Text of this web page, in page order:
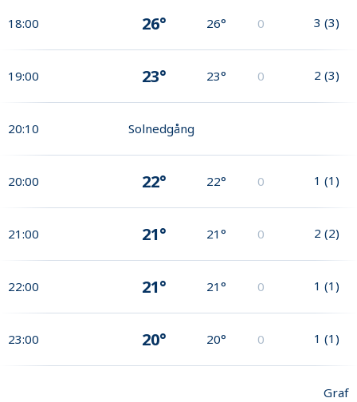
18:00 26° 26° 0 3 (3)
19:00 23° 23° 0 2 (3)
20:10 Solnedgång
20:00 22° 22° 0 1 (1)
21:00 21° 21° 0 2 (2)
22:00 21° 21° 0 1 (1)
23:00 20° 20° 0 1 (1)
Graf